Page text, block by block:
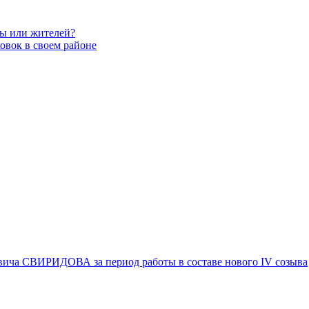
или жителей?
в своем районе
СВИРИДОВА за период работы в составе нового IV созыва